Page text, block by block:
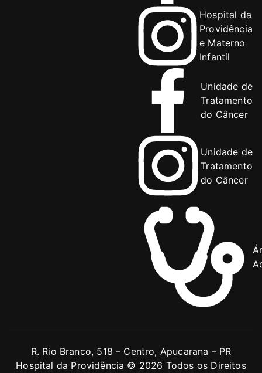
Hospital da
Providência
e Materno
Infantil
Unidade de
Tratamento
do Câncer
Unidade de
Tratamento
do Câncer
R. Rio Branco, 518 – Centro, Apucarana – PR
Hospital da Providência © 2026 Todos os Direitos